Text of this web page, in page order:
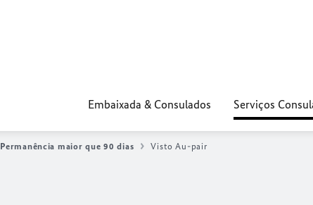
Embaixada & Consulados Serviços
Permanência maior que 90 dias Visto Au-pair